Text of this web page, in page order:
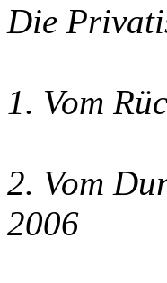
Die
1. Vom
2. Vom
2006